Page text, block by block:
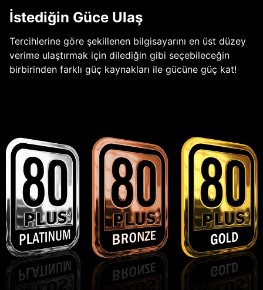
İstediğin Güce Ulaş
Tercihlerine göre şekillenen bilgisayarını en üst düzey
verime ulaştırmak için dilediğin gibi seçebileceğin
birbirinden farklı güç kaynakları ile gücüne güç kat!